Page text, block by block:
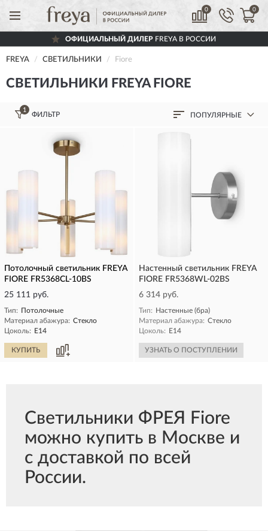
0 0
ОФИЦИАЛЬНЫЙ ДИЛЕРFREYA В РОССИИ
FREYA СВЕТИЛЬНИКИ Fiore
СВЕТИЛЬНИКИ FREYA FIORE
1
ФИЛЬТР ПОПУЛЯРНЫЕ
Потолочный светильник FREYA
FIORE FR5368CL-10BS
25 111 руб.
Тип: Потолочные
Материал абажура: Стекло
Цоколь: E14
КУПИТЬ
Настенный светильник FREYA
FIORE FR5368WL-02BS
6 314 руб.
Тип: Настенные (бра)
Материал абажура: Стекло
Цоколь: E14
УЗНАТЬ О ПОСТУПЛЕНИИ
Светильники ФРЕЯ Fiore
можно купить в Москве и
с доставкой по всей
России.